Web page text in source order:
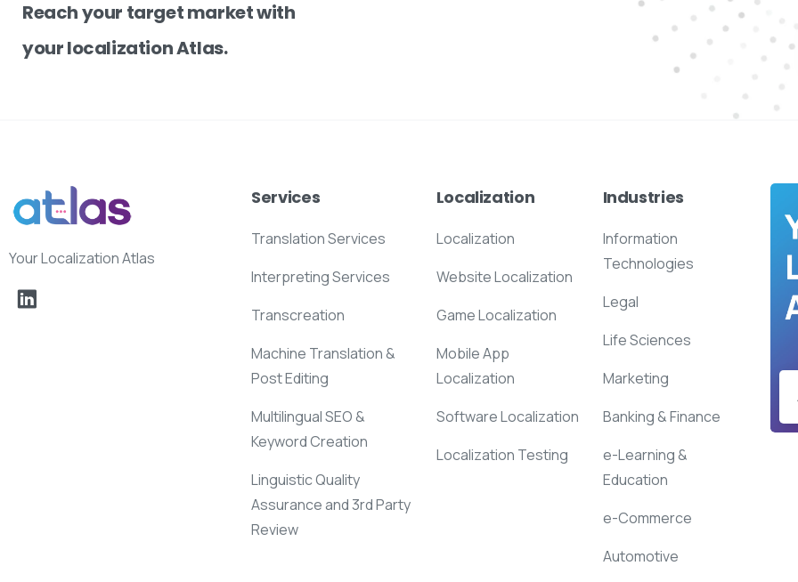
Reach your target market with
your localization Atlas.
Your Localization Atlas
Services
Translation Services
Interpreting Services
Transcreation
Machine Translation &
Post Editing
Multilingual SEO &
Keyword Creation
Linguistic Quality
Assurance and 3rd Party
Review
Localization
Localization
Website Localization
Game Localization
Mobile App
Localization
Software Localization
Localization Testing
Industries
Information
Technologies
Legal
Life Sciences
Marketing
Banking & Finance
e-Learning &
Education
e-Commerce
Automotive